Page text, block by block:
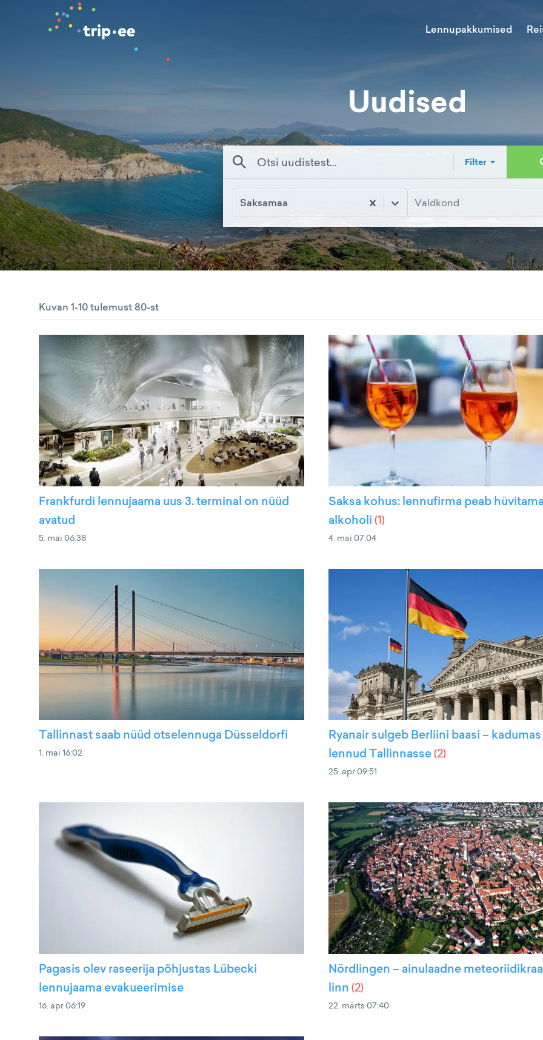
Lennupakkumised
Uudised
Filter
Saksamaa Valdkond
Kuvan 1-10 tulemust 80-st
Frankfurdi lennujaama uus 3. terminal on nüüd
avatud
5. mai 06:38
Saksa kohus: lennufirma peab
alkoholi(1)
4. mai 07:04
Tallinnast saab nüüd otselennuga Düsseldorfi
1. mai 16:02
Ryanair sulgeb Berliini baasi –
lennud Tallinnasse(2)
25. apr 09:51
Pagasis olev raseerija põhjustas Lübecki
lennujaama evakueerimise
16. apr 06:19
Nördlingen – ainulaadne
linn(2)
22. märts 07:40